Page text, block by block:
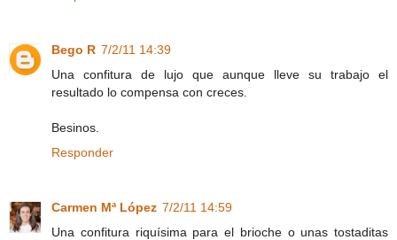
Bego R 7/2/11 14:39
Una confitura de lujo que aunque lleve su trabajo el
resultado lo compensa con creces.
Besinos.
Responder
Carmen Mª López 7/2/11 14:59
Una confitura riquísima para el brioche o unas tostaditas